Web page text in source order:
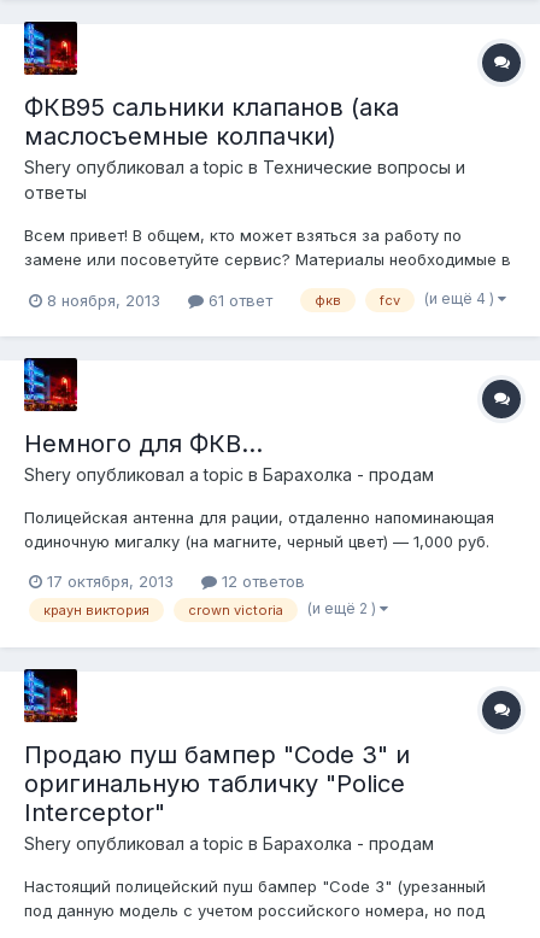
ФКВ95 сальники клапанов (ака
маслосъемные колпачки)
Shery опубликовал a topic в Технические вопросы и
ответы
Всем привет! В общем, кто может взяться за работу по
замене или посоветуйте сервис? Материалы необходимые в
8 ноября, 2013
61 ответ фкв fcv (и ещё 4 )
Немного для ФКВ...
Shery опубликовал a topic в Барахолка - продам
Полицейская антенна для рации, отдаленно напоминающая
одиночную мигалку (на магните, черный цвет) — 1,000 руб.
Воздушный фильтр, ремень дополнительных агрегатов
распакованный (все motorcraft) — 550 и 900 руб —
17 октября, 2013 12 ответов
краун виктория crown victoria (и ещё 2 )
Продаю пуш бампер "Code 3" и
оригинальную табличку "Police
Interceptor"
Shery опубликовал a topic в Барахолка - продам
Настоящий полицейский пуш бампер "Code 3" (урезанный
под данную модель с учетом российского номера, но под